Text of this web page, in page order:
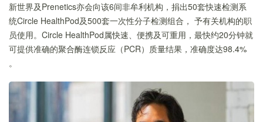
新世界及Prenetics亦会向该6间非牟利机构，捐出50套快速检测系
统Circle HealthPod及500套一次性分子检测组合， 予有关机构的职
员使用。Circle HealthPod属快速、便携及可重用，最快约20分钟就
可提供准确的聚合酶连锁反应（PCR）质量结果，准确度达98.4%
。